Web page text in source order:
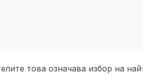
това означава избор на